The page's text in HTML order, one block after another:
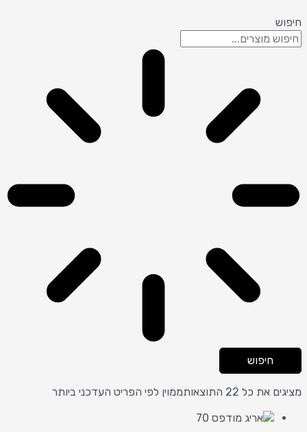
חיפוש
חיפוש
מציגים את כל ⁦22⁩ התוצאות ממוין לפי הפריט העדכני ביותר